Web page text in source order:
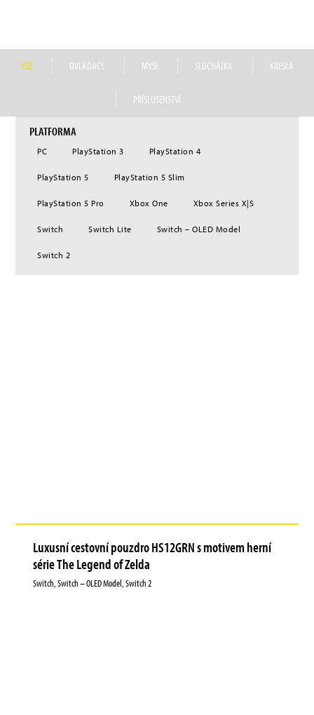
VŠE OVLADAČE MYŠI SLUCHÁTKA KŘESLA
PŘÍSLUŠENSTVÍ
PLATFORMA
PC PlayStation 3 PlayStation 4
PlayStation 5 PlayStation 5 Slim
PlayStation 5 Pro Xbox One Xbox Series X|S
Switch Switch Lite Switch – OLED Model
Switch 2
Luxusní cestovní pouzdro HS12GRN s motivem herní
série The Legend of Zelda
Switch, Switch – OLED Model, Switch 2